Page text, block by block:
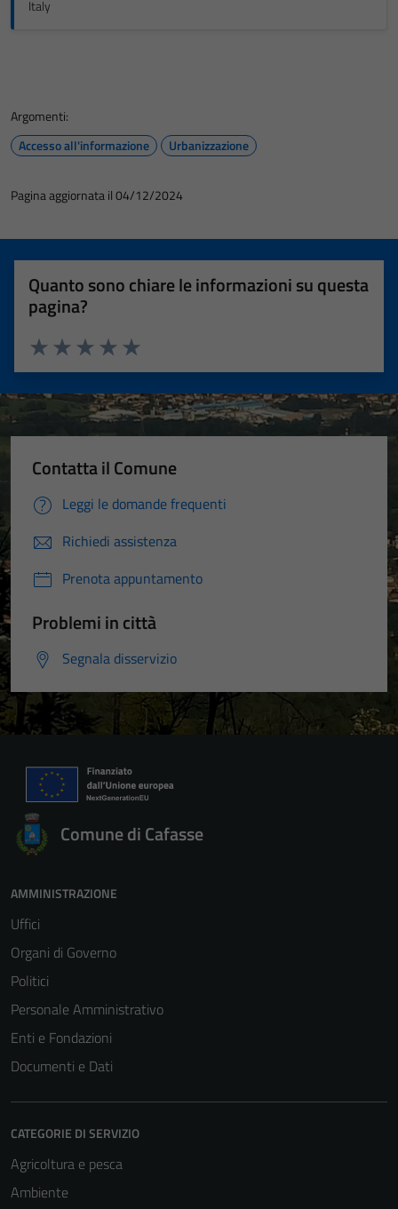
Italy
Argomenti:
Accesso all'informazione
Urbanizzazione
Pagina aggiornata il 04/12/2024
Quanto sono chiare le informazioni su questa
pagina?
Valuta 5 stelle su 5
Valuta 4 stelle su 5
Valuta 3 stelle su 5
Valuta 2 stelle su 5
Valuta 1 stelle su 5
Contatta il Comune
Leggi le domande frequenti
Richiedi assistenza
Prenota appuntamento
Problemi in città
Segnala disservizio
Comune di Cafasse
AMMINISTRAZIONE
Uffici
Organi di Governo
Politici
Personale Amministrativo
Enti e Fondazioni
Documenti e Dati
CATEGORIE DI SERVIZIO
Agricoltura e pesca
Ambiente
Questi cookie
sono necessari
possono
essere
disabilitati.